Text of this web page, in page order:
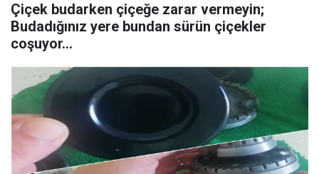
Çiçek budarken çiçeğe zarar vermeyin;
Budadığınız yere bundan sürün çiçekler
coşuyor...